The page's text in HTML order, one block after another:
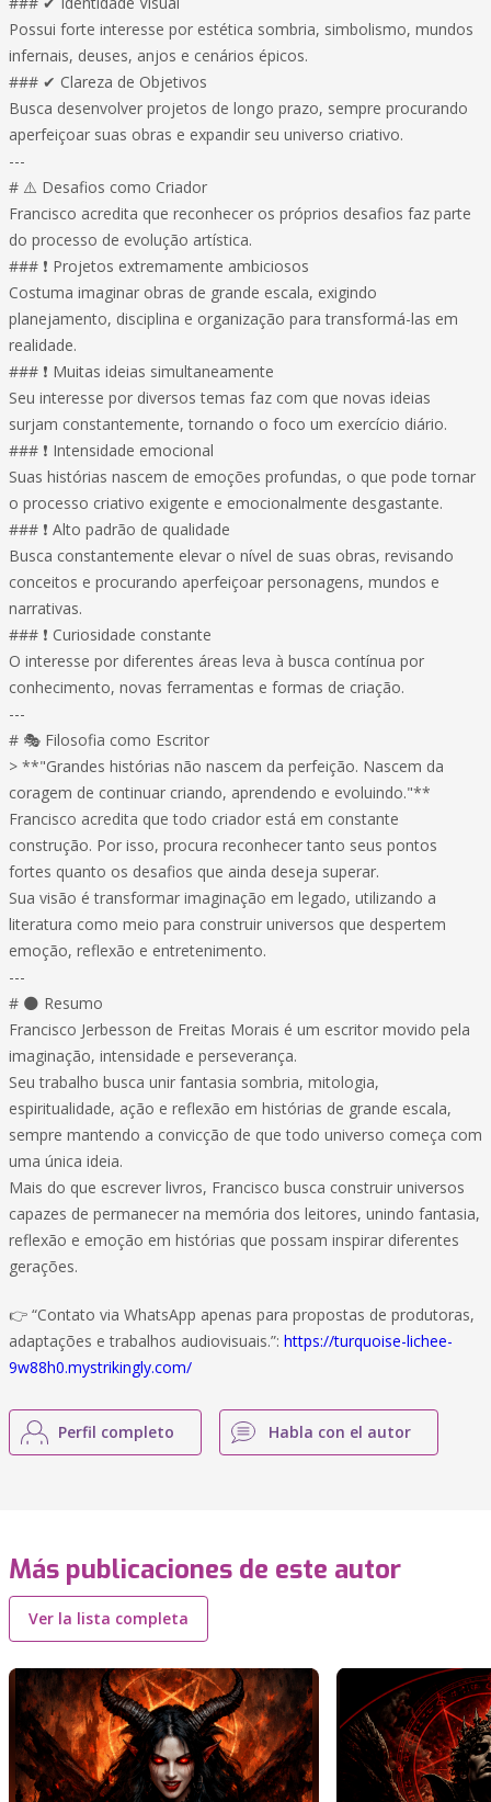
Possui forte interesse por estética sombria, simbolismo, mundos
infernais, deuses, anjos e cenários épicos.
### ✔ Clareza de Objetivos
Busca desenvolver projetos de longo prazo, sempre procurando
aperfeiçoar suas obras e expandir seu universo criativo.
---
# ⚠️ Desafios como Criador
Francisco acredita que reconhecer os próprios desafios faz parte
do processo de evolução artística.
### ❗ Projetos extremamente ambiciosos
Costuma imaginar obras de grande escala, exigindo
planejamento, disciplina e organização para transformá-las em
realidade.
### ❗ Muitas ideias simultaneamente
Seu interesse por diversos temas faz com que novas ideias
surjam constantemente, tornando o foco um exercício diário.
### ❗ Intensidade emocional
Suas histórias nascem de emoções profundas, o que pode tornar
o processo criativo exigente e emocionalmente desgastante.
### ❗ Alto padrão de qualidade
Busca constantemente elevar o nível de suas obras, revisando
conceitos e procurando aperfeiçoar personagens, mundos e
narrativas.
### ❗ Curiosidade constante
O interesse por diferentes áreas leva à busca contínua por
conhecimento, novas ferramentas e formas de criação.
---
# 🎭 Filosofia como Escritor
> **"Grandes histórias não nascem da perfeição. Nascem da
coragem de continuar criando, aprendendo e evoluindo."**
Francisco acredita que todo criador está em constante
construção. Por isso, procura reconhecer tanto seus pontos
fortes quanto os desafios que ainda deseja superar.
Sua visão é transformar imaginação em legado, utilizando a
literatura como meio para construir universos que despertem
emoção, reflexão e entretenimento.
---
# 🌑 Resumo
Francisco Jerbesson de Freitas Morais é um escritor movido pela
imaginação, intensidade e perseverança.
Seu trabalho busca unir fantasia sombria, mitologia,
espiritualidade, ação e reflexão em histórias de grande escala,
sempre mantendo a convicção de que todo universo começa com
uma única ideia.
Mais do que escrever livros, Francisco busca construir universos
capazes de permanecer na memória dos leitores, unindo fantasia,
reflexão e emoção em histórias que possam inspirar diferentes
gerações.
👉 “Contato via WhatsApp apenas para propostas de produtoras,
adaptações e trabalhos audiovisuais.”: https://turquoise-lichee-
9w88h0.mystrikingly.com/
Perfil completo Habla con el autor
Más publicaciones de este autor
Ver la lista completa